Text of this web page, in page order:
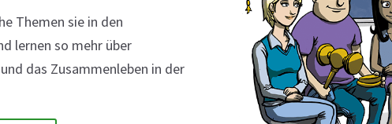
Themen sie in den
lernen so mehr über
das Zusammenleben in der